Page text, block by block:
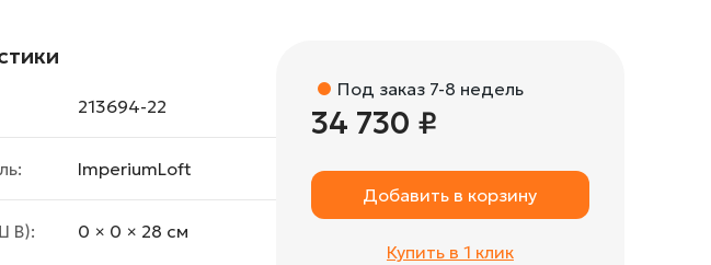
213694-22
ImperiumLoft
В): 0 × 0 × 28 cм
Под заказ 7-8 недель
34 730 ₽
Добавить в корзину
Купить в 1 клик